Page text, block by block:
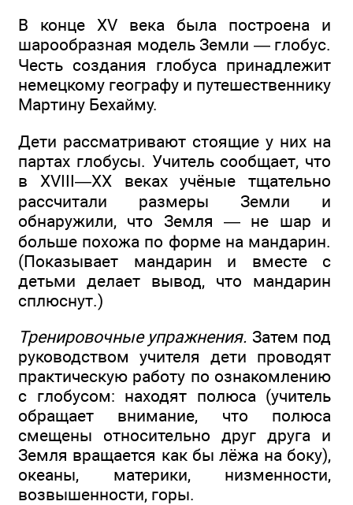
В конце XV века была построена и
шарообразная модель Земли — глобус.
Честь создания глобуса принадлежит
немецкому географу и путешественнику
Мартину Бехайму.
Дети рассматривают стоящие у них на
партах глобусы. Учитель сообщает, что
в XVIII—XX веках учёные тщательно
рассчитали размеры Земли и
обнаружили, что Земля — не шар и
больше похожа по форме на мандарин.
(Показывает мандарин и вместе с
детьми делает вывод, что мандарин
сплюснут.)
Тренировочные упражнения. Затем под
руководством учителя дети проводят
практическую работу по ознакомлению
с глобусом: находят полюса (учитель
обращает внимание, что полюса
смещены относительно друг друга и
Земля вращается как бы лёжа на боку),
океаны, материки, низменности,
возвышенности, горы.